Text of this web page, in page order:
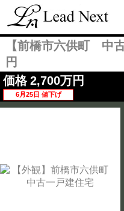
【前橋市六供町 中
円
価格 2,700万円
6月25日 値下げ